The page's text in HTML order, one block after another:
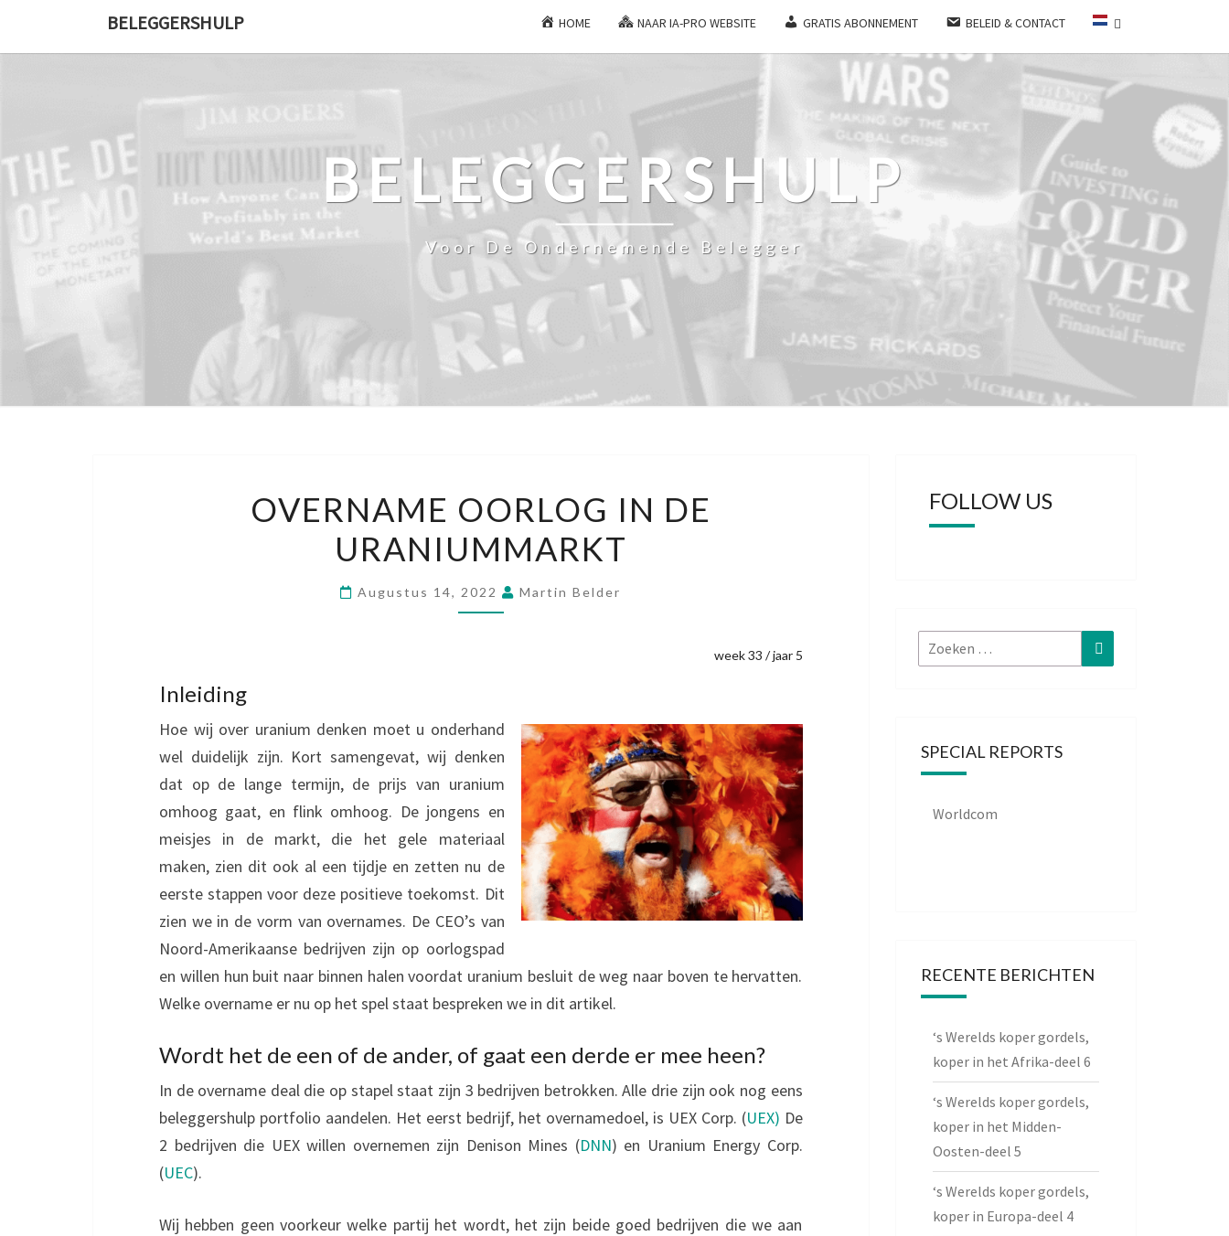
BELEGGERSHULP HOME NAAR IA-PRO WEBSITE GRATIS ABONNEMENT BELEID & CONTACT
BELEGGERSHULP
Voor De Ondernemende Belegger
OORLOG
IN
DE
URANIUMMARKT
OVERNAME OORLOG IN DE
URANIUMMARKT
Augustus 14, 2022 Martin Belder
week 33 / jaar 5
Inleiding
Hoe wij over uranium denken moet u onderhand
wel duidelijk zijn. Kort samengevat, wij denken
dat op de lange termijn, de prijs van uranium
omhoog gaat, en flink omhoog. De jongens en
meisjes in de markt, die het gele materiaal
maken, zien dit ook al een tijdje en zetten nu de
eerste stappen voor deze positieve toekomst. Dit
zien we in de vorm van overnames. De CEO’s van
Noord-Amerikaanse bedrijven zijn op oorlogspad
en willen hun buit naar binnen halen voordat uranium besluit de weg naar boven te hervatten.
Welke overname er nu op het spel staat bespreken we in dit artikel.
Wordt het de een of de ander, of gaat een derde er mee heen?
In de overname deal die op stapel staat zijn 3 bedrijven betrokken. Alle drie zijn ook nog eens
beleggershulp portfolio aandelen. Het eerst bedrijf, het overnamedoel, is UEX Corp. (UEX) De
2 bedrijven die UEX willen overnemen zijn Denison Mines (DNN) en Uranium Energy Corp.
(UEC).
Wij hebben geen voorkeur welke partij het wordt, het zijn beide goed bedrijven die we aan
FOLLOW US
Zoeken
naar:
Zoeken
SPECIAL REPORTS
Worldcom
RECENTE BERICHTEN
‘s Werelds koper gordels,
koper in het Afrika-deel 6
‘s Werelds koper gordels,
koper in het Midden-
Oosten-deel 5
‘s Werelds koper gordels,
koper in Europa-deel 4